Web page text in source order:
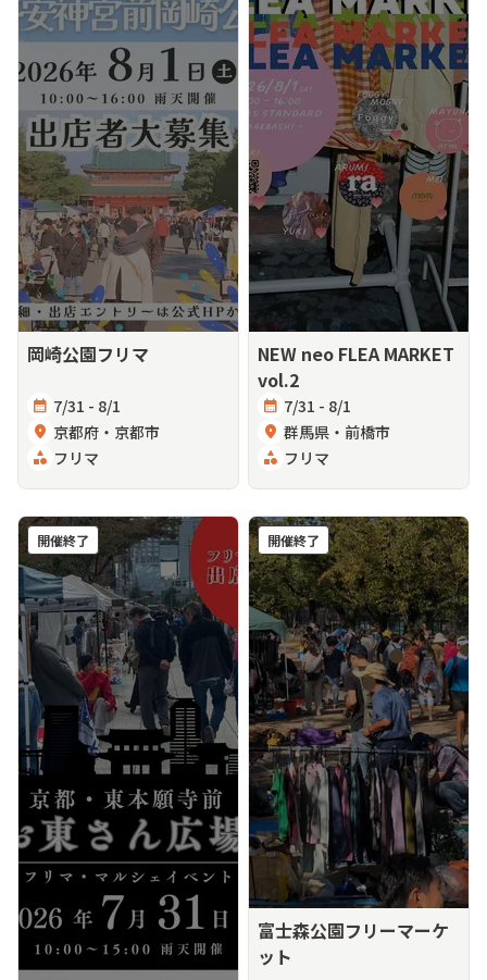
岡崎公園フリマ
calendar_month 7/31 - 8/1
location_on 京都府・京都市
category フリマ
NEW neo FLEA MARKET
vol.2
calendar_month 7/31 - 8/1
location_on 群馬県・前橋市
category フリマ
開催終了
富士森公園フリーマーケ
ット
開催終了